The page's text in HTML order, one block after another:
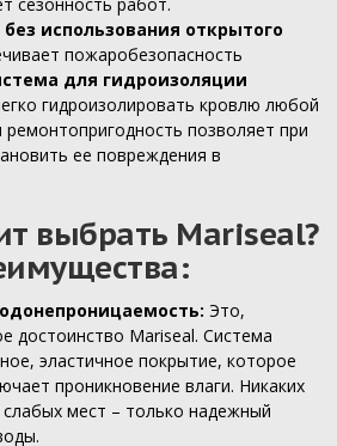
без использования открытого
пожаробезопасность
для гидроизоляции
гидроизолировать кровлю любой
позволяет при
ее повреждения в
выбрать Mariseal?
Это,
достоинство Mariseal. Система
эластичное покрытие, которое
проникновение влаги. Никаких
слабых мест – только надежный